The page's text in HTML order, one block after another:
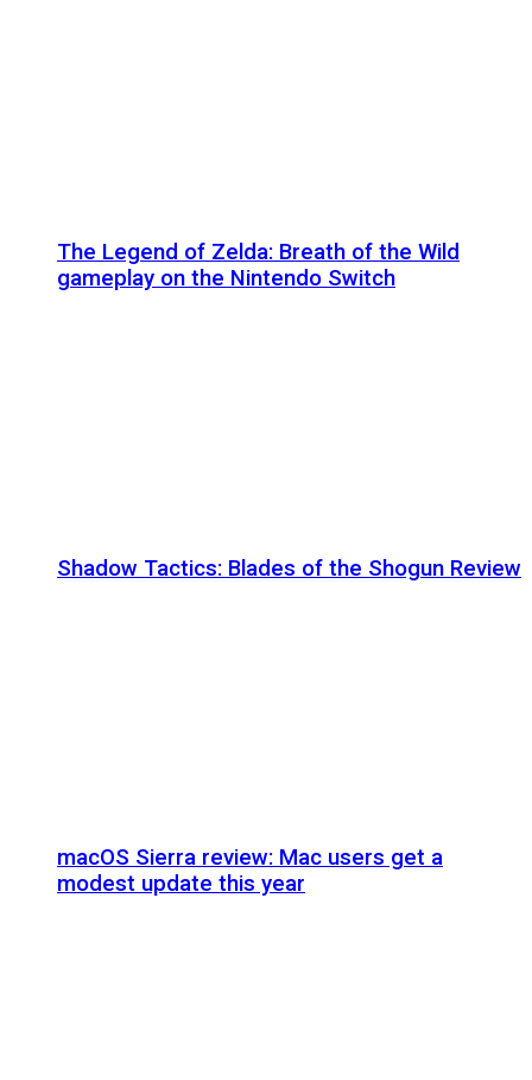
The Legend of Zelda: Breath of the Wild
gameplay on the Nintendo Switch
Shadow Tactics: Blades of the Shogun Review
macOS Sierra review: Mac users get a
modest update this year